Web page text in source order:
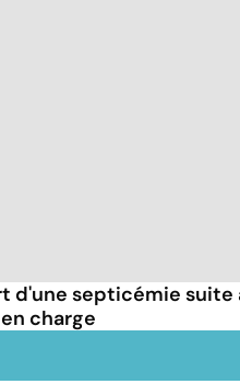
d'une septicémie suite
charge